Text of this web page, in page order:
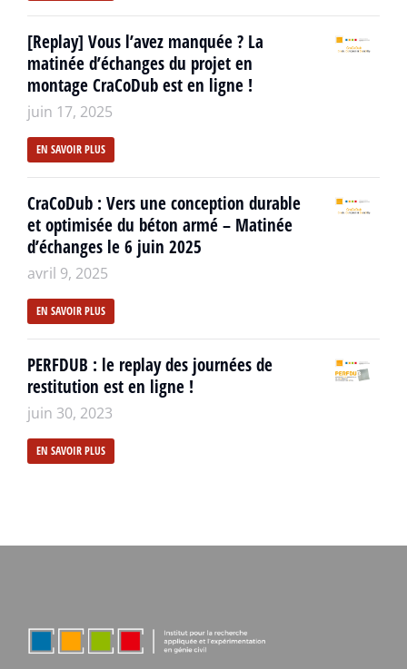
[Replay] Vous l’avez manquée ? La
matinée d’échanges du projet en
montage CraCoDub est en ligne !
juin 17, 2025
EN SAVOIR PLUS
CraCoDub : Vers une conception durable
et optimisée du béton armé – Matinée
d’échanges le 6 juin 2025
avril 9, 2025
EN SAVOIR PLUS
PERFDUB : le replay des journées de
restitution est en ligne !
juin 30, 2023
EN SAVOIR PLUS